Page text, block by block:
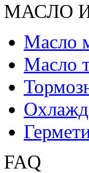
МАСЛО
Масло
Масло
FAQ